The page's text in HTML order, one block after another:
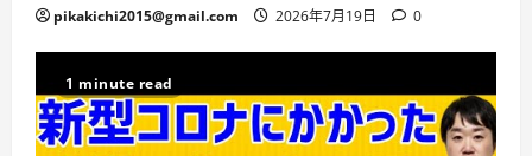
pikakichi2015@gmail.com 2026年7月19日 0
1 minute read